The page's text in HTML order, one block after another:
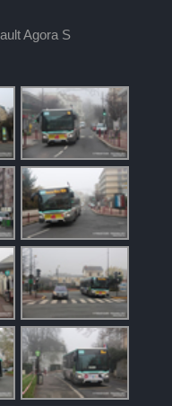
Agora S